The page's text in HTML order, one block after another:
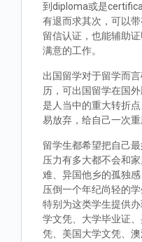
到diploma或是
有退而求其次，可以
留信认证，也能辅助
满意的工作。
出国留学对于留学而
历，可出国留学在国
是人当中的重大转折
易放弃，给自己一次
留学生都希望把自己
压力有多大都不会和
难、异国他乡的孤独
压倒一个年纪尚轻的
特别为这类学生提供
学文凭、大学毕业证
凭、美国大学文凭、